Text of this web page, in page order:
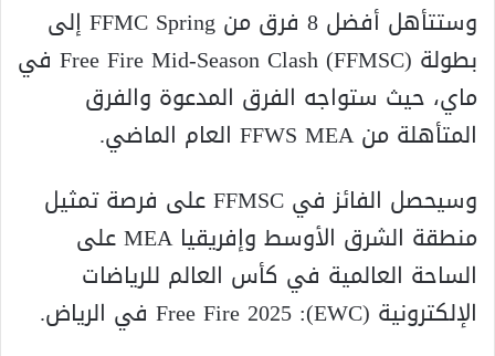
وستتأهل أفضل 8 فرق من FFMC Spring إلى
بطولة Free Fire Mid-Season Clash (FFMSC) في
ماي، حيث ستواجه الفرق المدعوة والفرق
المتأهلة من FFWS MEA العام الماضي.
وسيحصل الفائز في FFMSC على فرصة تمثيل
منطقة الشرق الأوسط وإفريقيا MEA على
الساحة العالمية في كأس العالم للرياضات
الإلكترونية (EWC): Free Fire 2025 في الرياض.